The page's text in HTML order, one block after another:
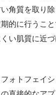
角質を取り
的に行うこ
い肌質に近
ォトフェイ